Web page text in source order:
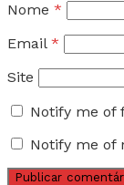
Nome *
Email *
Site
Notify me of
Notify me of